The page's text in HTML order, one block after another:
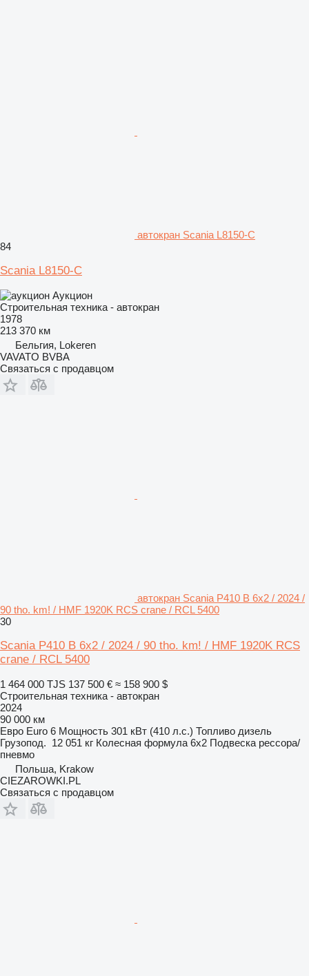
автокран Scania L8150-C
84
Scania L8150-C
Аукцион
Строительная техника - автокран
1978
213 370 км
Бельгия, Lokeren
VAVATO BVBA
Связаться с продавцом
автокран Scania P410 B 6x2 / 2024 /
90 tho. km! / HMF 1920K RCS crane / RCL 5400
30
Scania P410 B 6x2 / 2024 / 90 tho. km! / HMF 1920K RCS
crane / RCL 5400
1 464 000 TJS 137 500 € ≈ 158 900 $
Строительная техника - автокран
2024
90 000 км
Евро Euro 6 Мощность 301 кВт (410 л.с.) Топливо дизель
Грузопод. 12 051 кг Колесная формула 6x2 Подвеска рессора/
пневмо
Польша, Krakow
CIEZAROWKI.PL
Связаться с продавцом